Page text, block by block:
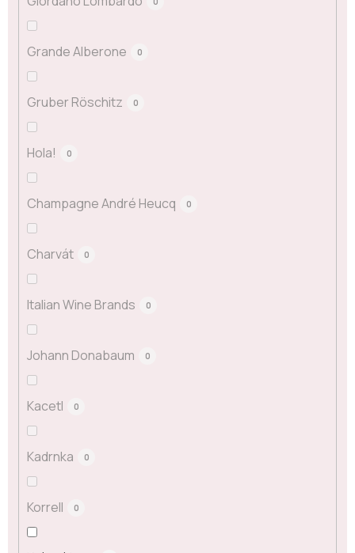
Grande Alberone 0
Gruber Röschitz 0
Hola! 0
Champagne André Heucq 0
Charvát 0
Italian Wine Brands 0
Johann Donabaum 0
Kacetl 0
Kadrnka 0
Korrell 0